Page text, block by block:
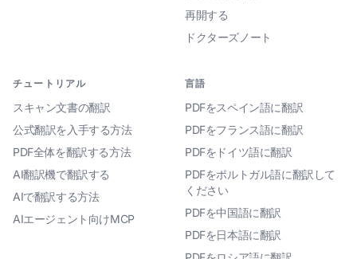
再開する
ドクターズノート
チュートリアル
スキャン文書の翻訳
公式翻訳を入手する方法
PDF全体を翻訳する方法
AI翻訳機で翻訳する
AIで翻訳する方法
AIエージェント向けMCP
言語
PDFをスペイン語に翻訳
PDFをフランス語に翻訳
PDFをドイツ語に翻訳
PDFをポルトガル語に翻訳して
ください
PDFを中国語に翻訳
PDFを日本語に翻訳